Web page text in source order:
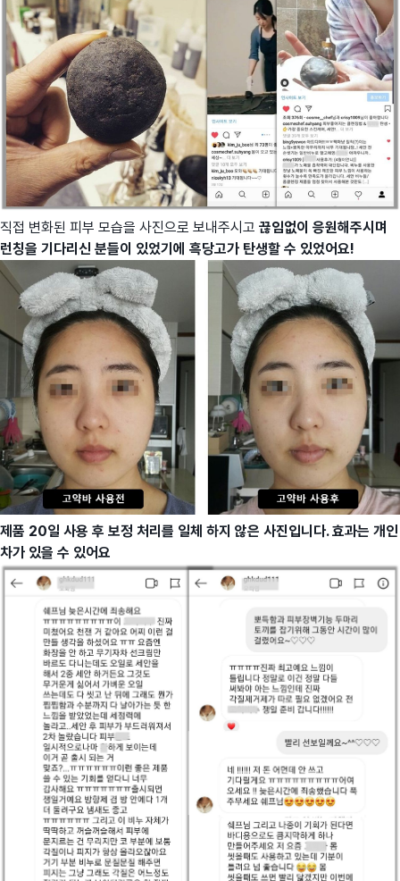
직접 변화된 피부 모습을 사진으로 보내주시고 끊임없이 응원해주시며
런칭을 기다리신 분들이 있었기에 흑당고가 탄생할 수 있었어요!
제품 20일 사용 후 보정 처리를 일체 하지 않은 사진입니다. 효과는 개인
차가 있을 수 있어요